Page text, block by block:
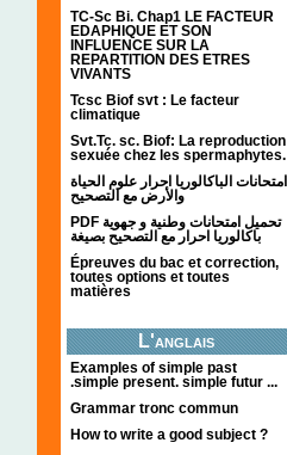
TC-Sc Bi. Chap1 LE FACTEUR
EDAPHIQUE ET SON
INFLUENCE SUR LA
REPARTITION DES ETRES
VIVANTS
Tcsc Biof svt : Le facteur
climatique
Svt.Tc. sc. Biof: La reproduction
sexuée chez les spermaphytes.
امتحانات الباكالوريا احرار علوم الحياة
والأرض مع التصحيح
PDF تحميل امتحانات وطنية و جهوية
باكالوريا احرار مع التصحيح بصيغة
Épreuves du bac et correction,
toutes options et toutes
matières
L'anglais
Examples of simple past
.simple present. simple futur ...
Grammar tronc commun
How to write a good subject ?